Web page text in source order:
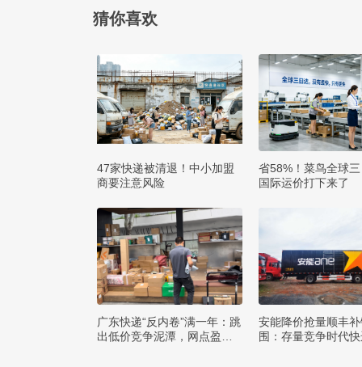
猜你喜欢
47家快递被清退！中小加盟
商要注意风险
省58%！菜鸟全球
国际运价打下来了
广东快递“反内卷”满一年：跳
出低价竞争泥潭，网点盈利
安能降价抢量顺丰
围：存量竞争时代